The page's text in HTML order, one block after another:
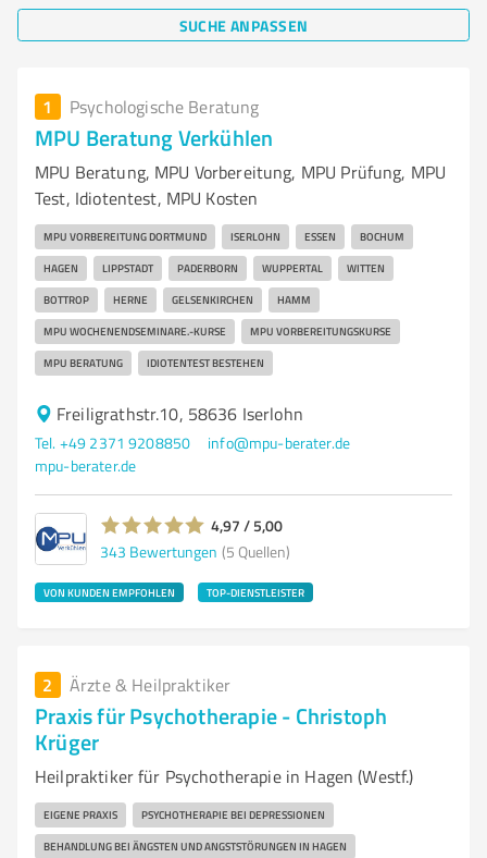
SUCHE ANPASSEN
1 Psychologische Beratung
MPU Beratung Verkühlen
MPU Beratung, MPU Vorbereitung, MPU Prüfung, MPU
Test, Idiotentest, MPU Kosten
MPU VORBEREITUNG DORTMUND ISERLOHN ESSEN BOCHUM
HAGEN LIPPSTADT PADERBORN WUPPERTAL WITTEN
BOTTROP HERNE GELSENKIRCHEN HAMM
MPU WOCHENENDSEMINARE.-KURSE MPU VORBEREITUNGSKURSE
MPU BERATUNG IDIOTENTEST BESTEHEN
Freiligrathstr.10, 58636 Iserlohn
Tel. +49 2371 9208850
info@mpu-berater.de
mpu-berater.de
4,97 / 5,00
343 Bewertungen (5 Quellen)
VON KUNDEN EMPFOHLEN TOP-DIENSTLEISTER
2 Ärzte & Heilpraktiker
Praxis für Psychotherapie - Christoph
Krüger
Heilpraktiker für Psychotherapie in Hagen (Westf.)
EIGENE PRAXIS PSYCHOTHERAPIE BEI DEPRESSIONEN
BEHANDLUNG BEI ÄNGSTEN UND ANGSTSTÖRUNGEN IN HAGEN